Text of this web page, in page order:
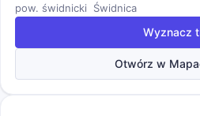
pow. świdnicki Świdnica
Wyznacz
Otwórz w